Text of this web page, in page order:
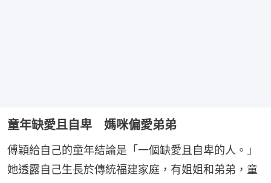
童年缺愛且自卑 媽咪偏愛弟弟
傅穎給自己的童年結論是「一個缺愛且自卑的人。」
她透露自己生長於傳統福建家庭，有姐姐和弟弟，童